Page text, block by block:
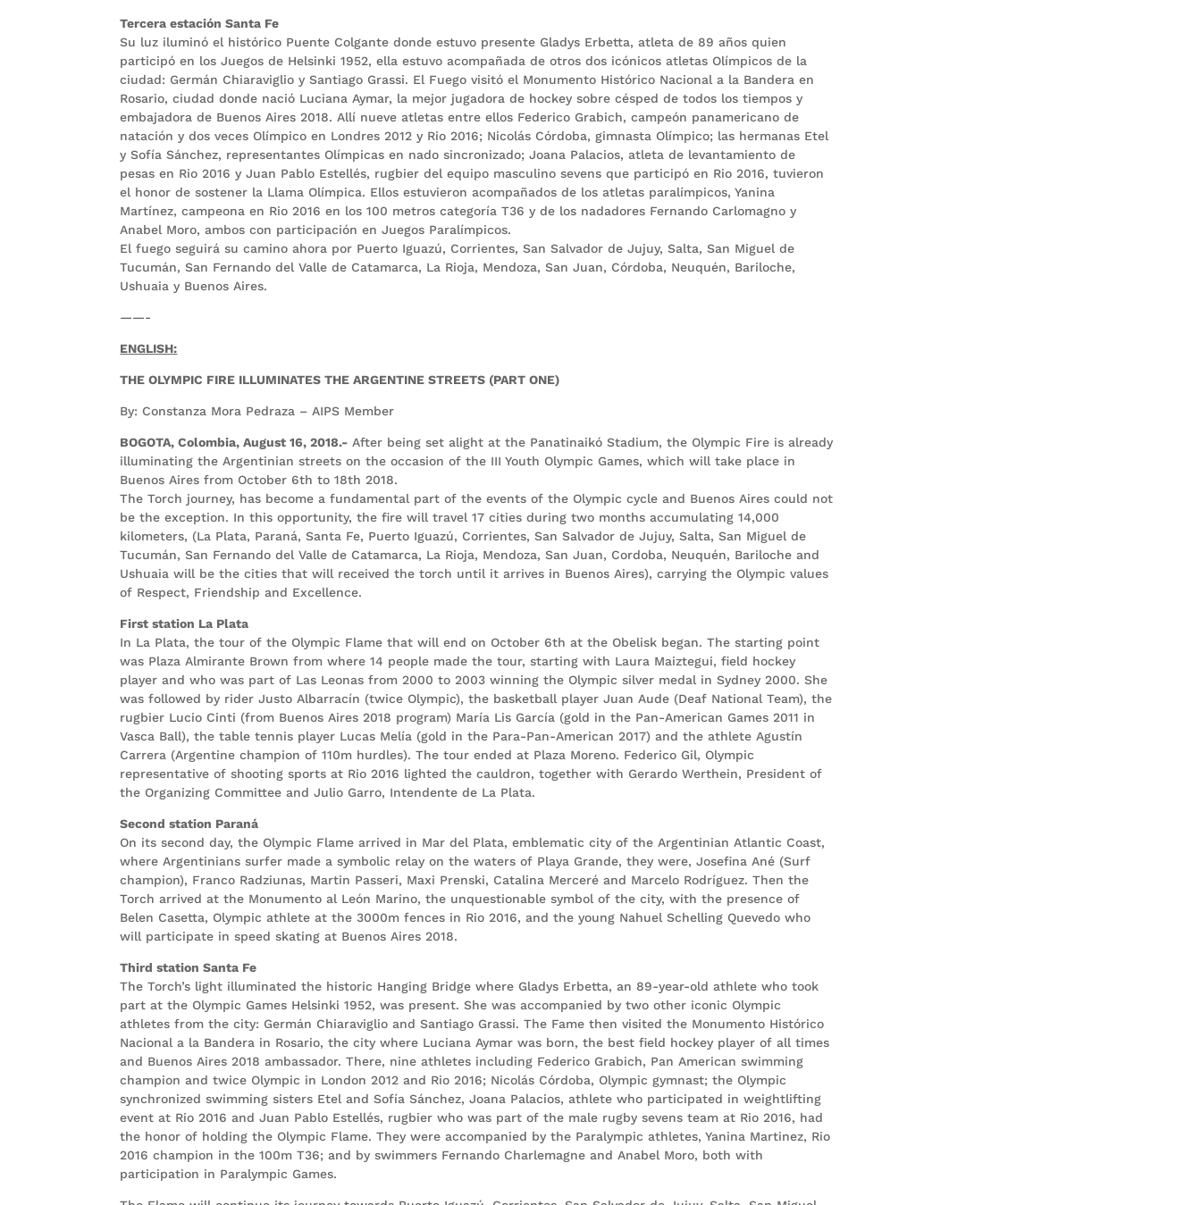
Tercera estación Santa Fe
Su luz iluminó el histórico Puente Colgante donde estuvo presente Gladys Erbetta, atleta de 89 años quien
participó en los Juegos de Helsinki 1952, ella estuvo acompañada de otros dos icónicos atletas Olímpicos de la
ciudad: Germán Chiaraviglio y Santiago Grassi. El Fuego visitó el Monumento Histórico Nacional a la Bandera en
Rosario, ciudad donde nació Luciana Aymar, la mejor jugadora de hockey sobre césped de todos los tiempos y
embajadora de Buenos Aires 2018. Allí nueve atletas entre ellos Federico Grabich, campeón panamericano de
natación y dos veces Olímpico en Londres 2012 y Rio 2016; Nicolás Córdoba, gimnasta Olímpico; las hermanas Etel
y Sofía Sánchez, representantes Olímpicas en nado sincronizado; Joana Palacios, atleta de levantamiento de
pesas en Rio 2016 y Juan Pablo Estellés, rugbier del equipo masculino sevens que participó en Rio 2016, tuvieron
el honor de sostener la Llama Olímpica. Ellos estuvieron acompañados de los atletas paralímpicos, Yanina
Martínez, campeona en Rio 2016 en los 100 metros categoría T36 y de los nadadores Fernando Carlomagno y
Anabel Moro, ambos con participación en Juegos Paralímpicos.
El fuego seguirá su camino ahora por Puerto Iguazú, Corrientes, San Salvador de Jujuy, Salta, San Miguel de
Tucumán, San Fernando del Valle de Catamarca, La Rioja, Mendoza, San Juan, Córdoba, Neuquén, Bariloche,
Ushuaia y Buenos Aires.
——-
ENGLISH:
THE OLYMPIC FIRE ILLUMINATES THE ARGENTINE STREETS (PART ONE)
By: Constanza Mora Pedraza – AIPS Member
BOGOTA, Colombia, August 16, 2018.- After being set alight at the Panatinaikó Stadium, the Olympic Fire is already
illuminating the Argentinian streets on the occasion of the III Youth Olympic Games, which will take place in
Buenos Aires from October 6th to 18th 2018.
The Torch journey, has become a fundamental part of the events of the Olympic cycle and Buenos Aires could not
be the exception. In this opportunity, the fire will travel 17 cities during two months accumulating 14,000
kilometers, (La Plata, Paraná, Santa Fe, Puerto Iguazú, Corrientes, San Salvador de Jujuy, Salta, San Miguel de
Tucumán, San Fernando del Valle de Catamarca, La Rioja, Mendoza, San Juan, Cordoba, Neuquén, Bariloche and
Ushuaia will be the cities that will received the torch until it arrives in Buenos Aires), carrying the Olympic values
of Respect, Friendship and Excellence.
First station La Plata
In La Plata, the tour of the Olympic Flame that will end on October 6th at the Obelisk began. The starting point
was Plaza Almirante Brown from where 14 people made the tour, starting with Laura Maiztegui, field hockey
player and who was part of Las Leonas from 2000 to 2003 winning the Olympic silver medal in Sydney 2000. She
was followed by rider Justo Albarracín (twice Olympic), the basketball player Juan Aude (Deaf National Team), the
rugbier Lucio Cinti (from Buenos Aires 2018 program) María Lis García (gold in the Pan-American Games 2011 in
Vasca Ball), the table tennis player Lucas Melía (gold in the Para-Pan-American 2017) and the athlete Agustín
Carrera (Argentine champion of 110m hurdles). The tour ended at Plaza Moreno. Federico Gil, Olympic
representative of shooting sports at Rio 2016 lighted the cauldron, together with Gerardo Werthein, President of
the Organizing Committee and Julio Garro, Intendente de La Plata.
Second station Paraná
On its second day, the Olympic Flame arrived in Mar del Plata, emblematic city of the Argentinian Atlantic Coast,
where Argentinians surfer made a symbolic relay on the waters of Playa Grande, they were, Josefina Ané (Surf
champion), Franco Radziunas, Martin Passeri, Maxi Prenski, Catalina Merceré and Marcelo Rodríguez. Then the
Torch arrived at the Monumento al León Marino, the unquestionable symbol of the city, with the presence of
Belen Casetta, Olympic athlete at the 3000m fences in Rio 2016, and the young Nahuel Schelling Quevedo who
will participate in speed skating at Buenos Aires 2018.
Third station Santa Fe
The Torch’s light illuminated the historic Hanging Bridge where Gladys Erbetta, an 89-year-old athlete who took
part at the Olympic Games Helsinki 1952, was present. She was accompanied by two other iconic Olympic
athletes from the city: Germán Chiaraviglio and Santiago Grassi. The Fame then visited the Monumento Histórico
Nacional a la Bandera in Rosario, the city where Luciana Aymar was born, the best field hockey player of all times
and Buenos Aires 2018 ambassador. There, nine athletes including Federico Grabich, Pan American swimming
champion and twice Olympic in London 2012 and Rio 2016; Nicolás Córdoba, Olympic gymnast; the Olympic
synchronized swimming sisters Etel and Sofía Sánchez, Joana Palacios, athlete who participated in weightlifting
event at Rio 2016 and Juan Pablo Estellés, rugbier who was part of the male rugby sevens team at Rio 2016, had
the honor of holding the Olympic Flame. They were accompanied by the Paralympic athletes, Yanina Martinez, Rio
2016 champion in the 100m T36; and by swimmers Fernando Charlemagne and Anabel Moro, both with
participation in Paralympic Games.